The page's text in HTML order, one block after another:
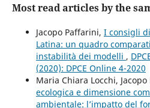
Most read articles by the
Jacopo Paffarini, I consigli
Latina: un quadro
instabilità dei modelli ,
(2020): DPCE Online 4-2020
Maria Chiara Locchi,
ecologica e dimensione
ambientale: l’impatto del